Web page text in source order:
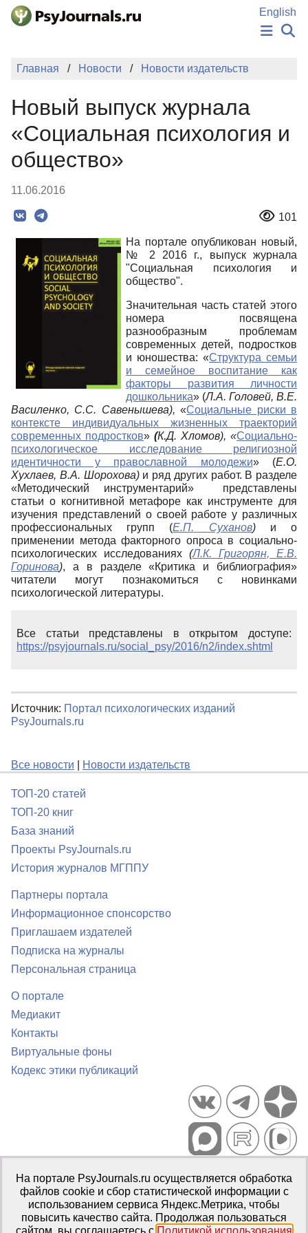
Перейти к основному содержанию
English
НОВОСТИ
ПОДАТЬ РУКОПИСЬ
КЛЮЧЕВЫЕ СЛОВА
Регистрация
Главная Новости Новости издательств
Новый выпуск журнала
«Социальная психология и
общество»
11.06.2016
101
На портале опубликован новый,
№ 2 2016 г., выпуск журнала
"Социальная психология и
общество".
Значительная часть статей этого
номера посвящена
разнообразным проблемам
современных детей, подростков
и юношества: «Структура семьи
и семейное воспитание как
факторы развития личности
дошкольника» (Л.А. Головей, В.Е.
Василенко, С.С. Савенышева), «Социальные риски в
контексте индивидуальных жизненных траекторий
современных подростков» (К.Д. Хломов), «Социально-
психологическое исследование религиозной
идентичности у православной молодежи» (Е.О.
Хухлаев, В.А. Шорохова) и ряд других работ. В разделе
«Методический инструментарий» представлены
статьи о когнитивной метафоре как инструменте для
изучения представлений о своей работе у различных
профессиональных групп (Е.П. Суханов) и о
применении метода факторного опроса в социально-
психологических исследованиях (Л.К. Григорян, Е.В.
Горинова), а в разделе «Критика и библиография»
читатели могут познакомиться с новинками
психологической литературы.
Все статьи представлены в открытом доступе:
https://psyjournals.ru/social_psy/2016/n2/index.shtml
Источник: Портал психологических изданий
PsyJournals.ru
Все новости Новости издательств
ТОП-20 статей
ТОП-20 книг
База знаний
Проекты PsyJournals.ru
История журналов МГППУ
Партнеры портала
Информационное спонсорство
Приглашаем издателей
Подписка на журналы
Персональная страница
О портале
Медиакит
Контакты
Виртуальные фоны
Кодекс этики публикаций
Портал психологических изданий PsyJournals.ru, 2007–2026
Правила использования материалов
Свидетельство регистрации СМИЭл № ФС77-66447 от 14 июля
2016 г.
На портале PsyJournals.ru осуществляется обработка
файлов cookie и сбор статистической информации с
использованием сервиса Яндекс.Метрика, чтобы
повысить качество сайта. Продолжая пользоваться
сайтом, вы соглашаетесь с Политикой использования